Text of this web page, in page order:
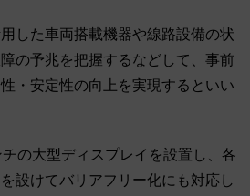
した車両搭載機器や線路設備の状
の予兆を把握するなどして、事前
・安定性の向上を実現するといい
の大型ディスプレイを設置し、各
設けてバリアフリー化にも対応し